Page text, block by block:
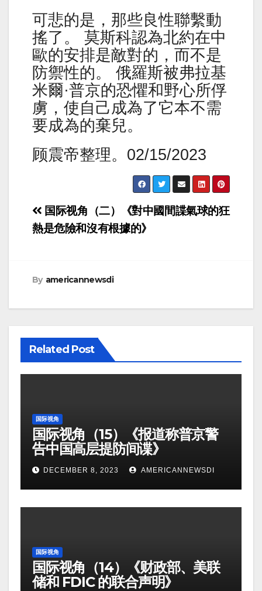
可悲的是，那些良性聯繫動
搖了。 莫斯科認為北約在中
歐的安排是敵對的，而不是
防禦性的。 俄羅斯被弗拉基
米爾·普京的恐懼和野心所俘
虜，使自己成為了它本不需
要成為的棄兒。
顾震帝整理。02/15/2023
Post
navigation
国际视角（二）《對中國間諜氣球的狂
熱是危險和沒有根據的》
By americannewsdi
Related Post
国际视角
国际视角（15）《报道称普京警
告中国高层提防间谍》
DECEMBER 8, 2023 AMERICANNEWSDI
国际视角
国际视角（14）《财政部、美联
储和 FDIC 的联合声明》